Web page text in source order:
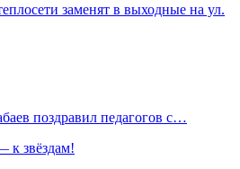
заменят в выходные на ул.
поздравил педагогов с…
к звёздам!